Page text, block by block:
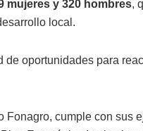
mujeres y 320 hombres,
local.
oportunidades para
cumple con sus